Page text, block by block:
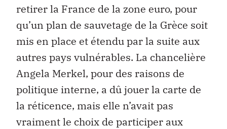
retirer la France de la zone euro, pour
qu’un plan de sauvetage de la Grèce soit
mis en place et étendu par la suite aux
autres pays vulnérables. La chancelière
Angela Merkel, pour des raisons de
politique interne, a dû jouer la carte de
la réticence, mais elle n’avait pas
vraiment le choix de participer aux